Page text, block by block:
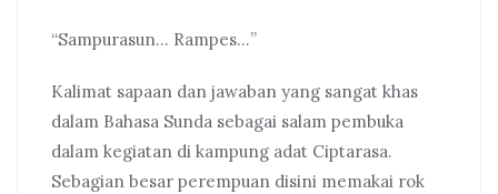
“Sampurasun… Rampes…”
Kalimat sapaan dan jawaban yang sangat khas
dalam Bahasa Sunda sebagai salam pembuka
dalam kegiatan di kampung adat Ciptarasa.
Sebagian besar perempuan disini memakai rok